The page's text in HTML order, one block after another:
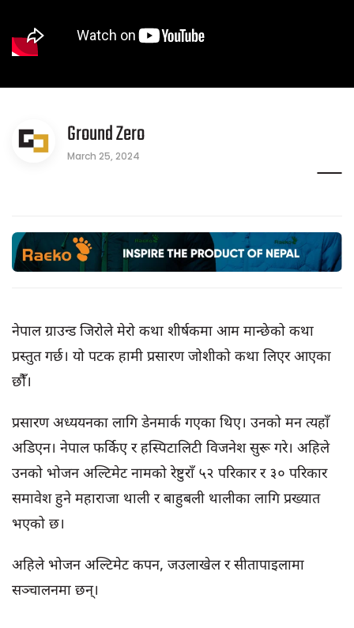
Ground Zero
March 25, 2024
नेपाल ग्राउन्ड जिरोले मेरो कथा शीर्षकमा आम मान्छेको कथा
प्रस्तुत गर्छ। यो पटक हामी प्रसारण जोशीको कथा लिएर आएका
छौँ।
प्रसारण अध्ययनका लागि डेनमार्क गएका थिए। उनको मन त्यहाँ
अडिएन। नेपाल फर्किए र हस्पिटालिटी विजनेश सुरू गरे। अहिले
उनको भोजन अल्टिमेट नामको रेष्टुराँ ५२ परिकार र ३० परिकार
समावेश हुने महाराजा थाली र बाहुबली थालीका लागि प्रख्यात
भएको छ।
अहिले भोजन अल्टिमेट कपन, जउलाखेल र सीतापाइलामा
सञ्चालनमा छन्।